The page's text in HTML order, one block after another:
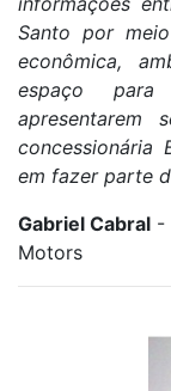
Santo por
econômica,
espaço
apresentarem
concessionária
em fazer parte
Gabriel Cabral -
Motors